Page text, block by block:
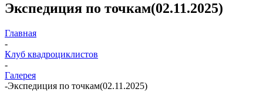
Экспедиция по точкам(02.11.2025)
Главная
-
Клуб квадроциклистов
-
Галерея
-Экспедиция по точкам(02.11.2025)